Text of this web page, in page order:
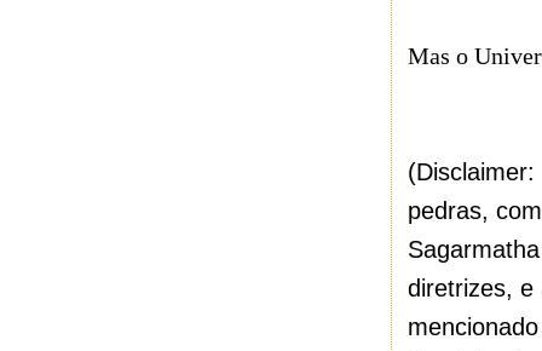
Mas o
pedras,
diretrizes, e